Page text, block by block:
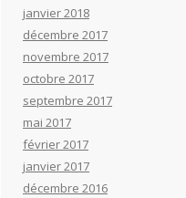
janvier 2018
décembre 2017
novembre 2017
octobre 2017
septembre 2017
mai 2017
février 2017
janvier 2017
décembre 2016